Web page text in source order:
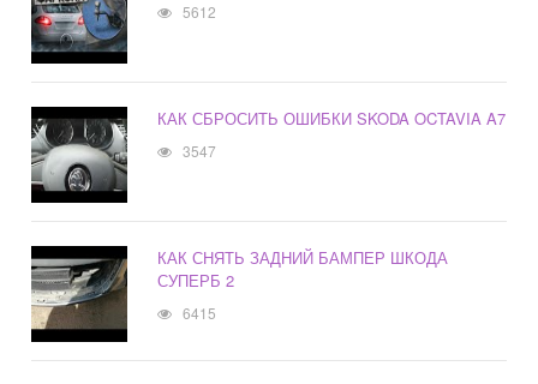
5612
КАК СБРОСИТЬ ОШИБКИ SKODA OCTAVIA A7
3547
КАК СНЯТЬ ЗАДНИЙ БАМПЕР ШКОДА
СУПЕРБ 2
6415